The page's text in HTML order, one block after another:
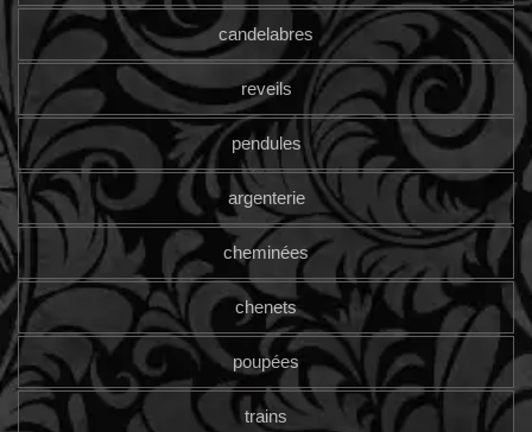
candelabres
reveils
pendules
argenterie
cheminées
chenets
poupées
trains